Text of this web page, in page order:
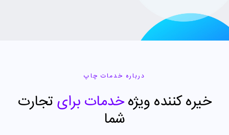
درباره خدمات چاپ
خیره کننده ویژهخدمات برایتجارت
شما